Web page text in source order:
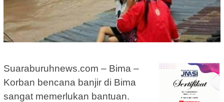
Suaraburuhnews.com – Bima –
Korban bencana banjir di Bima
sangat memerlukan bantuan.